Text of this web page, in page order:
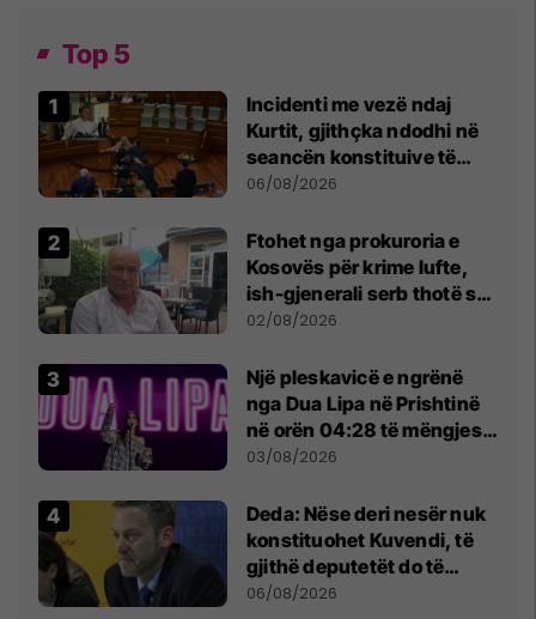
Top 5
Incidenti me vezë ndaj
Kurtit, gjithçka ndodhi në
seancën konstituive të
Kuvendit
06/08/2026
Ftohet nga prokuroria e
Kosovës për krime lufte,
ish-gjenerali serb thotë se
dikush e tradhtoi në
02/08/2026
Një pleskavicë e ngrënë
nga Dua Lipa në Prishtinë
në orën 04:28 të mëngjesit
- dhe bota digjitale serbe
03/08/2026
Deda: Nëse deri nesër nuk
konstituohet Kuvendi, të
gjithë deputetët do të
bëjnë shkelje të rëndë
06/08/2026